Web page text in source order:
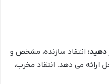
دهید: انتقاد سازنده، مشخص و
ارائه می دهد. انتقاد مخرب،